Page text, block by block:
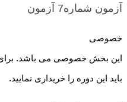
آزمون شماره7 آزمون
خصوصی
این بخش خصوصی می باشد.
باید این دوره را خریداری نمایید.